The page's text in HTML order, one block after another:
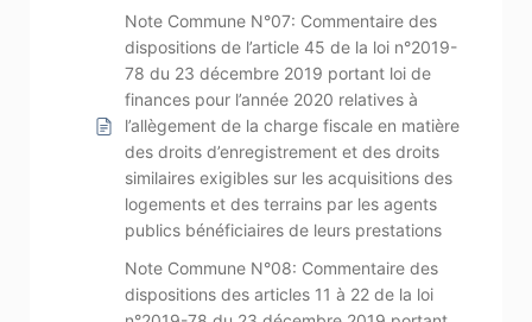
Note Commune N°07: Commentaire des
dispositions de l’article 45 de la loi n°2019-
78 du 23 décembre 2019 portant loi de
finances pour l’année 2020 relatives à
l’allègement de la charge fiscale en matière
des droits d’enregistrement et des droits
similaires exigibles sur les acquisitions des
logements et des terrains par les agents
publics bénéficiaires de leurs prestations
Note Commune N°08: Commentaire des
dispositions des articles 11 à 22 de la loi